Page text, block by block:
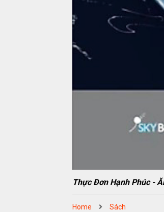
Thực Đơn Hạnh Phúc -
Home Sách